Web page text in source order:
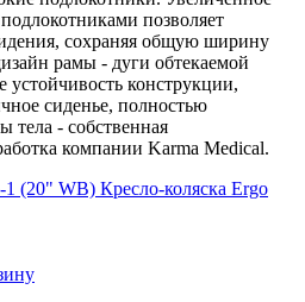
позволяет
сохраняя общую ширину
рамы - дуги обтекаемой
конструкции,
сиденье, полностью
тела - собственная
компании Karma Medical.
Кресло-коляска Ergo